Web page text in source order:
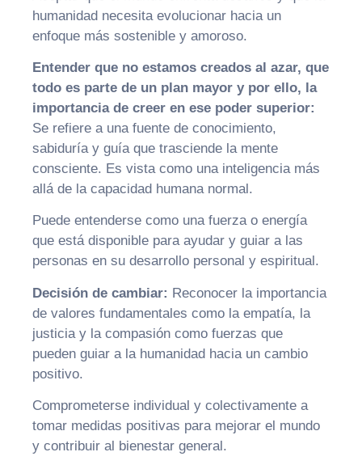
humanidad necesita evolucionar hacia un
enfoque más sostenible y amoroso.
Entender que no estamos creados al azar, que
todo es parte de un plan mayor y por ello, la
importancia de creer en ese poder superior:
Se refiere a una fuente de conocimiento,
sabiduría y guía que trasciende la mente
consciente. Es vista como una inteligencia más
allá de la capacidad humana normal.
Puede entenderse como una fuerza o energía
que está disponible para ayudar y guiar a las
personas en su desarrollo personal y espiritual.
Decisión de cambiar: Reconocer la importancia
de valores fundamentales como la empatía, la
justicia y la compasión como fuerzas que
pueden guiar a la humanidad hacia un cambio
positivo.
Comprometerse individual y colectivamente a
tomar medidas positivas para mejorar el mundo
y contribuir al bienestar general.